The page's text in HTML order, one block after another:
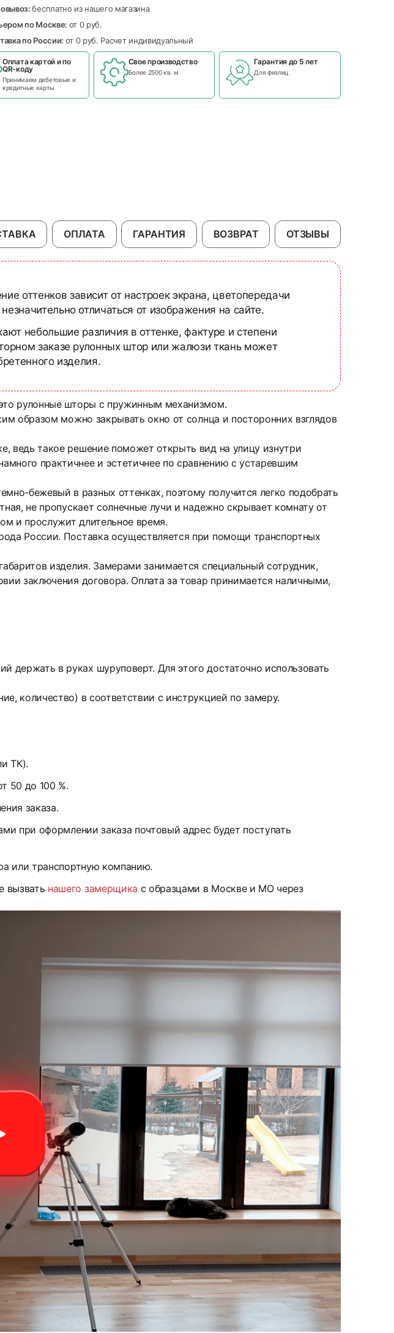
бесплатно из нашего магазина
по Москве: от 0 руб.
по России: от 0 руб. Расчет индивидуальный
Оплата картой и по
QR-коду
Принимаем дебетовые и
кредитные карты
Свое производство
Более 2500 кв. м
Гарантия до 5 лет
Для физлиц
ОПЛАТА ГАРАНТИЯ ВОЗВРАТ ОТЗЫВЫ
оттенков зависит от настроек экрана, цветопередачи
отличаться от изображения на сайте.
небольшие различия в оттенке, фактуре и степени
заказе рулонных штор или жалюзи ткань может
изделия.
рулонные шторы с пружинным механизмом.
образом можно закрывать окно от солнца и посторонних взглядов
ведь такое решение поможет открыть вид на улицу изнутри
практичнее и эстетичнее по сравнению с устаревшим
бежевый в разных оттенках, поэтому получится легко подобрать
не пропускает солнечные лучи и надежно скрывает комнату от
и прослужит длительное время.
России. Поставка осуществляется при помощи транспортных
изделия. Замерами занимается специальный сотрудник,
заключения договора. Оплата за товар принимается наличными,
в руках шуруповерт. Для этого достаточно использовать
количество) в соответствии с инструкцией по замеру.
ТК).
50 до 100 %.
заказа.
при оформлении заказа почтовый адрес будет поступать
или транспортную компанию.
вызвать нашего замерщика с образцами в Москве и МО через